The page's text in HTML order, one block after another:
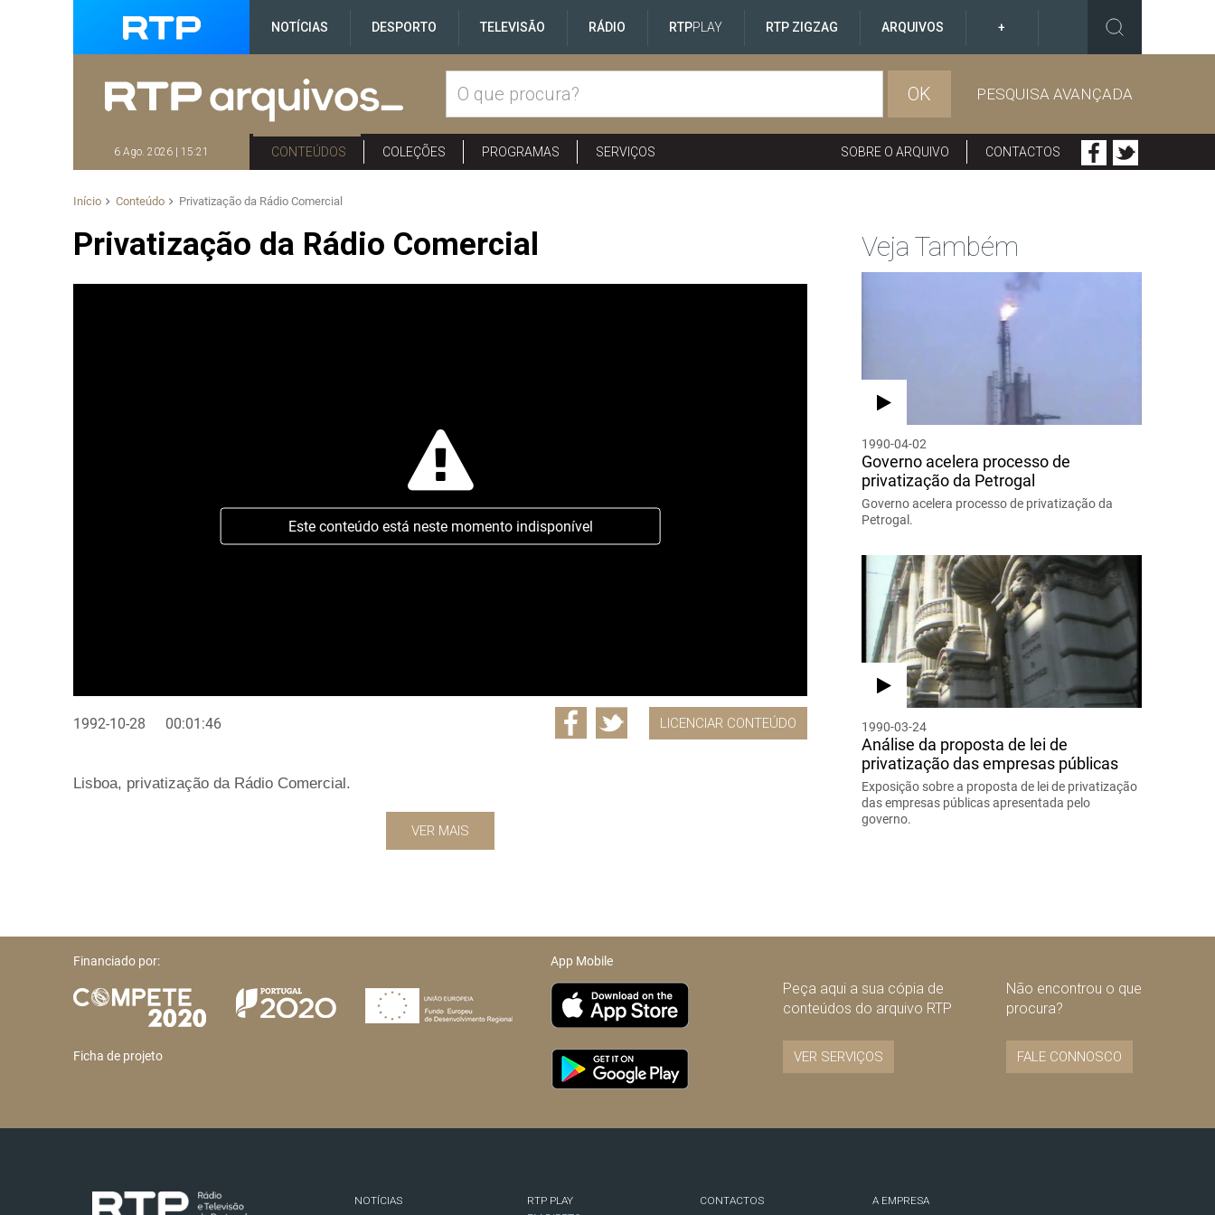
NOTÍCIAS DESPORTO TELEVISÃO RÁDIO RTPPLAY RTP ZIGZAG ARQUIVOS +
OK PESQUISA AVANÇADA
6 Ago. 2026 | 15:21 CONTEÚDOS COLEÇÕES PROGRAMAS SERVIÇOS SOBRE O ARQUIVO CONTACTOS
Início Conteúdo Privatização da Rádio Comercial
Privatização da Rádio Comercial
Este conteúdo está neste momento indisponível
1992-10-28 00:01:46 LICENCIAR CONTEÚDO
Lisboa, privatização da Rádio Comercial.
VER MAIS
Veja Também
1990-04-02
Governo acelera processo de
privatização da Petrogal
Governo acelera processo de privatização da
Petrogal.
1990-03-24
Análise da proposta de lei de
privatização das empresas públicas
Exposição sobre a proposta de lei de privatização
das empresas públicas apresentada pelo
governo.
Financiado por:
Ficha de projeto
App Mobile
Peça aqui a sua cópia de
conteúdos do arquivo RTP
VER SERVIÇOS
Não encontrou o que
procura?
FALE CONNOSCO
NOTÍCIAS
RTP PLAY
CONTACTOS
A EMPRESA